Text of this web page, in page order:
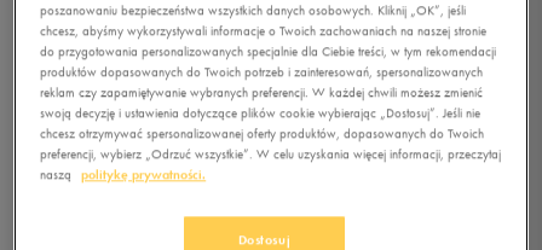
poszanowaniu bezpieczeństwa wszystkich danych osobowych. Kliknij „OK”, jeśli
chcesz, abyśmy wykorzystywali informacje o Twoich zachowaniach na naszej stronie
do przygotowania personalizowanych specjalnie dla Ciebie treści, w tym rekomendacji
produktów dopasowanych do Twoich potrzeb i zainteresowań, spersonalizowanych
reklam czy zapamiętywanie wybranych preferencji. W każdej chwili możesz zmienić
swoją decyzję i ustawienia dotyczące plików cookie wybierając „Dostosuj”. Jeśli nie
chcesz otrzymywać spersonalizowanej oferty produktów, dopasowanych do Twoich
preferencji, wybierz „Odrzuć wszystkie”. W celu uzyskania więcej informacji, przeczytaj
naszą
politykę prywatności.
Dostosuj